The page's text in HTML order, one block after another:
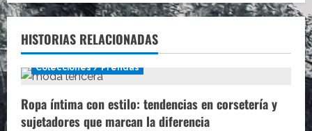
HISTORIAS RELACIONADAS
Colecciones / Prendas
Ropa íntima con estilo: tendencias en corsetería y
sujetadores que marcan la diferencia